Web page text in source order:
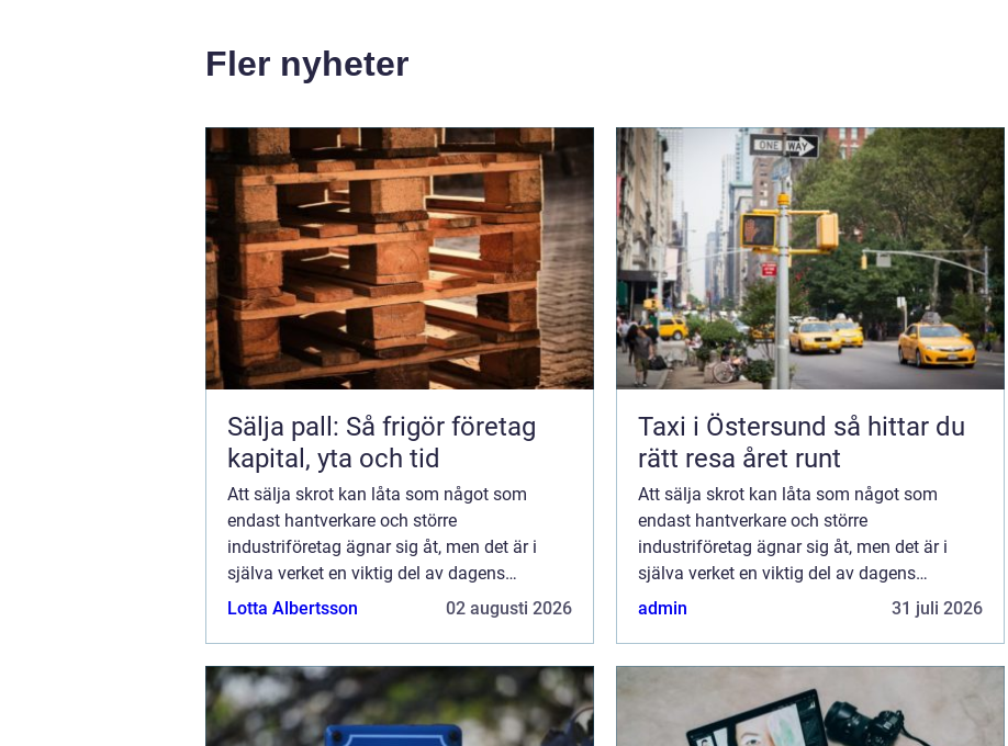
Fler nyheter
Sälja pall: Så frigör företag
kapital, yta och tid
Att sälja skrot kan låta som något som
endast hantverkare och större
industriföretag ägnar sig åt, men det är i
själva verket en viktig del av dagens
kretsloppssamhälle. Återvinning av metall...
Lotta Albertsson 02 augusti 2026
Taxi i Östersund så hittar du
rätt resa året runt
Att sälja skrot kan låta som något som
endast hantverkare och större
industriföretag ägnar sig åt, men det är i
själva verket en viktig del av dagens
kretsloppssamhälle. Återvinning av metall...
admin 31 juli 2026